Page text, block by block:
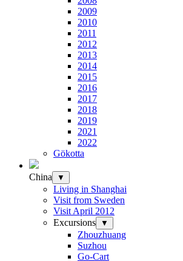
2009
2010
2011
2012
2013
2014
2015
2016
2017
2018
2019
2021
2022
Gökotta
China ▼
Living in Shanghai
Visit from Sweden
Visit April 2012
Excursions
▼
Zhouzhuang
Suzhou
Go-Cart